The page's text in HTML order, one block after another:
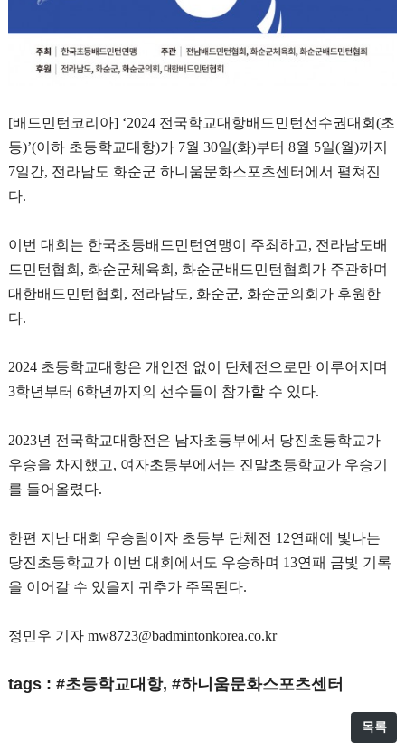
[배드민턴코리아] ‘2024 전국학교대항배드민턴선수권대회 (초
등)’(이하 초등학교대항)가 7월 30일(화)부터 8월 5일(월)까지
7일간, 전라남도 화순군 하니움문화스포츠센터에서 펼쳐진
다.
이번 대회는 한국초등배드민턴연맹이 주최하고, 전라남도배
드민턴협회 , 화순군체육회 , 화순군배드민턴협회가 주관하며
대한배드민턴협회 , 전라남도, 화순군, 화순군의회가 후원한
다.
2024 초등학교대항은 개인전 없이 단체전으로만 이루어지며
3학년부터 6학년까지의 선수들이 참가할 수 있다.
2023년 전국학교대항전은 남자초등부에서 당진초등학교가
우승을 차지했고, 여자초등부에서는 진말초등학교가 우승기
를 들어올렸다.
한편 지난 대회 우승팀이자 초등부 단체전 12연패에 빛나는
당진초등학교가 이번 대회에서도 우승하며 13연패 금빛 기록
을 이어갈 수 있을지 귀추가 주목된다.
정민우 기자 mw8723@badmintonkorea.co.kr
tags : #초등학교대항, #하니움문화스포츠센터
목록